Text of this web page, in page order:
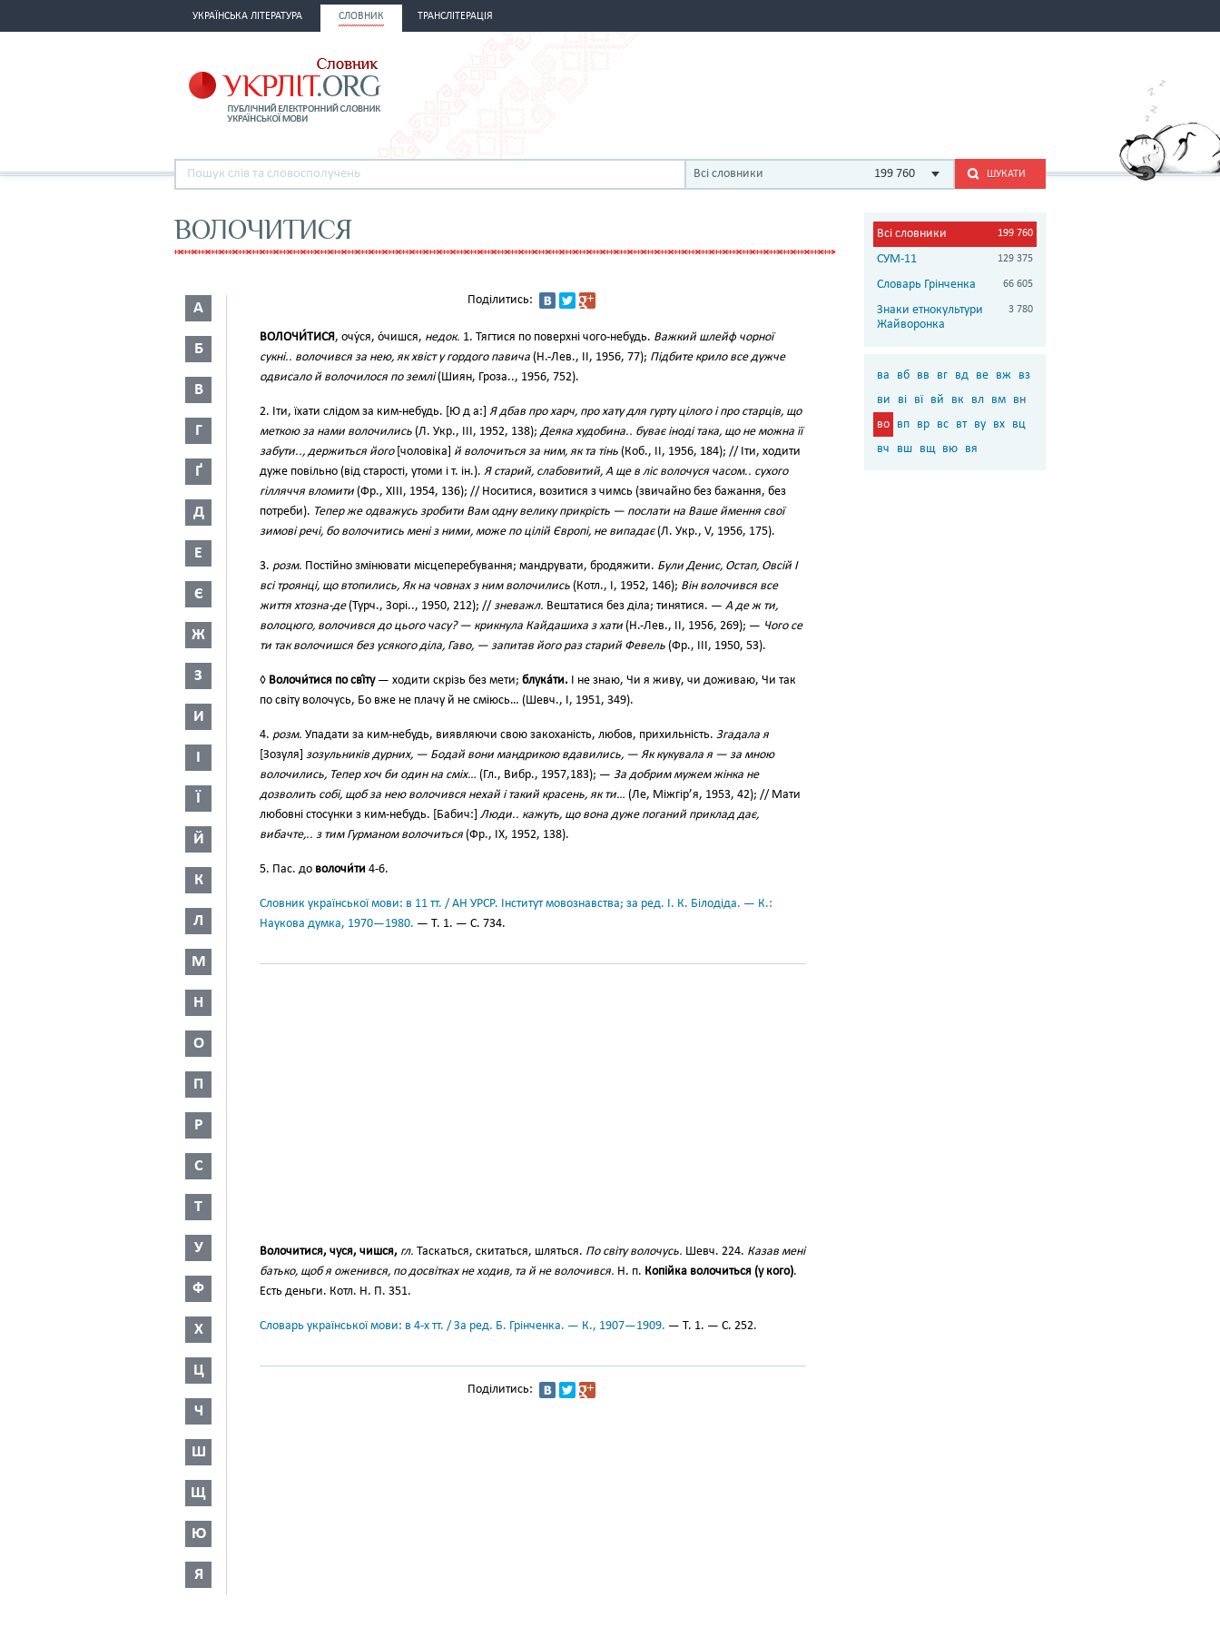
УКРАЇНСЬКА ЛІТЕРАТУРА СЛОВНИК ТРАНСЛІТЕРАЦІЯ
Всі словники 199 760 ШУКАТИ
ВОЛОЧИТИСЯ
А
Б
В
Г
Ґ
Д
Е
Є
Ж
З
И
І
Ї
Й
К
Л
М
Н
О
П
Р
С
Т
У
Ф
Х
Ц
Ч
Ш
Щ
Ю
Я
Поділитись:
ВОЛОЧИ́ТИСЯ, очу́ся, о́чишся, недок. 1. Тягтися по поверхні чого-небудь. Важкий шлейф чорної
сукні.. волочився за нею, як хвіст у гордого павича (Н.-Лев., II, 1956, 77); Підбите крило все дужче
одвисало й волочилося по землі(Шиян, Гроза.., 1956, 752).
2. Іти, їхати слідом за ким-небудь. [Ю д а:] Я дбав про харч, про хату для гурту цілого і про старців, що
меткою за нами волочились (Л. Укр., III, 1952, 138);Деяка худобина.. буває іноді така, що не можна її
забути.., держиться його[чоловіка] й волочиться за ним, як та тінь (Коб., II, 1956, 184); // Іти, ходити
дуже повільно (від старості, утоми і т. ін.). Я старий, слабовитий, А ще в ліс волочуся часом.. сухого
гілляччя вломити (Фр., XIII, 1954, 136); // Носитися, возитися з чимсь (звичайно без бажання, без
потреби). Тепер же одважусь зробити Вам одну велику прикрість — послати на Ваше ймення свої
зимові речі, бо волочитись мені з ними, може по цілій Європі, не випадає(Л. Укр., V, 1956, 175).
3. розм. Постійно змінювати місцеперебування; мандрувати, бродяжити. Були Денис, Остап, Овсій І
всі троянці, що втопились, Як на човнах з ним волочились (Котл., І, 1952, 146); Він волочився все
життя хтозна-де(Турч., Зорі.., 1950, 212); // зневажл. Вештатися без діла; тинятися. — А де ж ти,
волоцюго, волочився до цього часу? — крикнула Кайдашиха з хати (Н.-Лев., II, 1956, 269); — Чого се
ти так волочишся без усякого діла, Гаво, — запитав його раз старий Февель (Фр., III, 1950, 53).
◊ Волочи́тися по сві́ту— ходити скрізь без мети; блука́ти. І не знаю, Чи я живу, чи доживаю, Чи так
по світу волочусь, Бо вже не плачу й не сміюсь… (Шевч., І, 1951, 349).
4. розм. Упадати за ким-небудь, виявляючи свою закоханість, любов, прихильність. Згадала я
[Зозуля] зозульників дурних, — Бодай вони мандрикою вдавились, — Як кукувала я — за мною
волочились, Тепер хоч би один на сміх… (Гл., Вибр., 1957,183); — За добрим мужем жінка не
дозволить собі, щоб за нею волочився нехай і такий красень, як ти… (Ле, Міжгір’я, 1953, 42); // Мати
любовні стосунки з ким-небудь. [Бабич:] Люди.. кажуть, що вона дуже поганий приклад дає,
вибачте,.. з тим Гурманом волочиться (Фр., IX, 1952, 138).
5. Пас. до волочи́ти 4-6.
Словник української мови: в 11 тт. / АН УРСР. Інститут мовознавства; за ред. І. К. Білодіда. — К.:
Наукова думка, 1970—1980. — Т. 1. — С. 734.
Волочитися, чуся, чишся, гл. Таскаться, скитаться, шляться. По світу волочусь. Шевч. 224. Казав мені
батько, щоб я оженився, по досвітках не ходив, та й не волочився. Н. п. Копійка волочиться (у кого).
Есть деньги. Котл. Н. П. 351.
Словарь української мови: в 4-х тт. / За ред. Б. Грінченка. — К., 1907—1909. — Т. 1. — С. 252.
Поділитись:
Всі словники 199 760
СУМ-11 129 375
Словарь Грінченка 66 605
Знаки етнокультури
Жайворонка
3 780
ва вб вв вг вд ве вж вз
ви
ві вї вй вк вл вм вн
во вп вр вс вт ву вх вц
вч
вш вщ вю вя